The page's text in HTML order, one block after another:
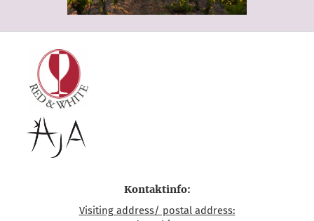
Kontaktinfo:
Visiting address/ postal address: